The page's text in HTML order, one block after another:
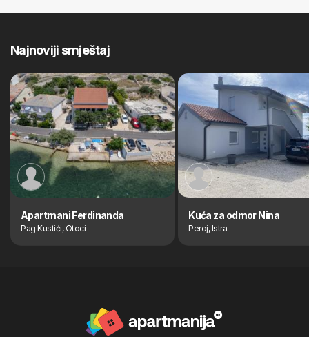
Najnoviji smještaj
Apartmani Ferdinanda
Pag Kustići, Otoci
Kuća za odmor Nina
Peroj, Istra